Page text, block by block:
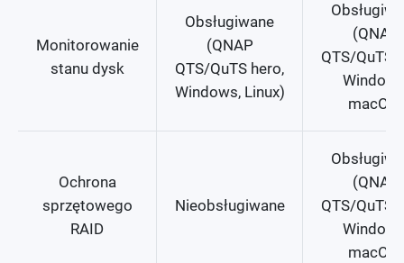
Monitorowanie
stanu dysk
Obsługiwane
(QNAP
QTS/QuTS hero,
Windows, Linux)
(QNAP
QTS/QuTS
macOS)
Ochrona
sprzętowego
RAID
Nieobsługiwane
(QNAP
QTS/QuTS
macOS)